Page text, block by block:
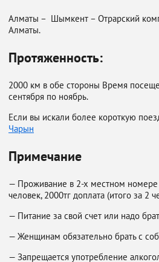
Алматы – Шымкент – Отрарский
Алматы.
Протяженность:
2000 км в обе стороны Время
сентября по ноябрь.
Если вы искали более короткую
Чарын
Примечание
— Проживание в 2-х местном
человек, 2000тг доплата (итого за 2
— Питание за свой счет или надо
— Женщинам обязательно брать с
— Запрещается употребление